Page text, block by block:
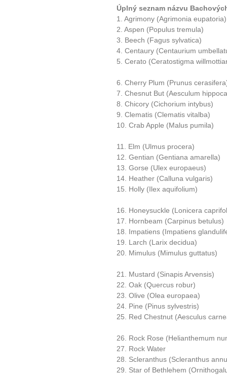
Úplný seznam názvu
1. Agrimony (Agrimonia eupatoria)
2. Aspen (Populus tremula)
3. Beech (Fagus sylvatica)
4. Centaury (Centaurium
5. Cerato (Ceratostigma
6. Cherry Plum (Prunus
7. Chesnut But (Aesculum
8. Chicory (Cichorium intybus)
9. Clematis (Clematis vitalba)
10. Crab Apple (Malus pumila)
11. Elm (Ulmus procera)
12. Gentian (Gentiana amarella)
13. Gorse (Ulex europaeus)
14. Heather (Calluna vulgaris)
15. Holly (Ilex aquifolium)
16. Honeysuckle (Lonicera
17. Hornbeam (Carpinus betulus)
18. Impatiens (Impatiens
19. Larch (Larix decidua)
20. Mimulus (Mimulus guttatus)
21. Mustard (Sinapis Arvensis)
22. Oak (Quercus robur)
23. Olive (Olea europaea)
24. Pine (Pinus sylvestris)
25. Red Chestnut (Aesculus
26. Rock Rose (Helianthemum
27. Rock Water
28. Scleranthus (Scleranthus
29. Star of Bethlehem